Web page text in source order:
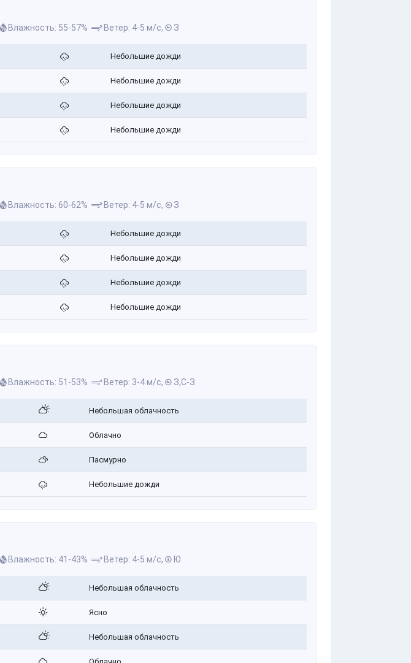
Влажность: 55-57% Ветер: 4-5 м/с, З
Небольшие дожди
Небольшие дожди
Небольшие дожди
Небольшие дожди
Влажность: 60-62% Ветер: 4-5 м/с, З
Небольшие дожди
Небольшие дожди
Небольшие дожди
Небольшие дожди
Влажность: 51-53% Ветер: 3-4 м/с, З,С-З
Небольшая облачность
Облачно
Пасмурно
Небольшие дожди
Влажность: 41-43% Ветер: 4-5 м/с, Ю
Небольшая облачность
Ясно
Небольшая облачность